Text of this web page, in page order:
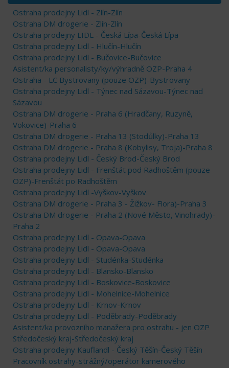
Ostraha prodejny Lidl - Zlín-Zlín
Ostraha DM drogerie - Zlín-Zlín
Ostraha prodejny LIDL - Česká Lípa-Česká Lípa
Ostraha prodejny Lidl - Hlučín-Hlučín
Ostraha prodejny Lidl - Bučovice-Bučovice
Asistent/ka personalisty/ky/výhradně OZP-Praha 4
Ostraha - LC Bystrovany (pouze OZP)-Bystrovany
Ostraha prodejny Lidl - Týnec nad Sázavou-Týnec nad
Sázavou
Ostraha DM drogerie - Praha 6 (Hradčany, Ruzyně,
Vokovice)-Praha 6
Ostraha DM drogerie - Praha 13 (Stodůlky)-Praha 13
Ostraha DM drogerie - Praha 8 (Kobylisy, Troja)-Praha 8
Ostraha prodejny Lidl - Český Brod-Český Brod
Ostraha prodejny Lidl - Frenštát pod Radhoštěm (pouze
OZP)-Frenštát po Radhoštěm
Ostraha prodejny Lidl -Vyškov-Vyškov
Ostraha DM drogerie - Praha 3 - Žižkov- Flora)-Praha 3
Ostraha DM drogerie - Praha 2 (Nové Město, Vinohrady)-
Praha 2
Ostraha prodejny Lidl - Opava-Opava
Ostraha prodejny Lidl - Opava-Opava
Ostraha prodejny Lidl - Studénka-Studénka
Ostraha prodejny Lidl - Blansko-Blansko
Ostraha prodejny Lidl - Boskovice-Boskovice
Ostraha prodejny Lidl - Mohelnice-Mohelnice
Ostraha prodejny Lidl - Krnov-Krnov
Ostraha prodejny Lidl - Poděbrady-Poděbrady
Asistent/ka provozního manažera pro ostrahu - jen OZP
Středočeský kraj-Středočeský kraj
Ostraha prodejny Kauflandl - Český Těšín-Český Těšín
Pracovník ostrahy-strážný/operátor kamerového